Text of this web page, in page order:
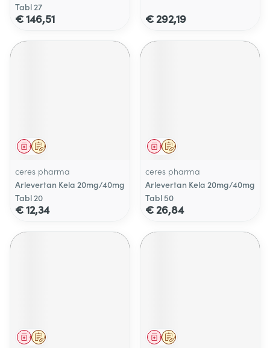
Tabl 27
€ 146,51 € 292,19
Op voorschrift
Geneesmiddel
ceres pharma
Arlevertan Kela 20mg/40mg
Tabl 20
€ 12,34
Op voorschrift
Geneesmiddel
ceres pharma
Arlevertan Kela 20mg/40mg
Tabl 50
€ 26,84
Op voorschrift
Geneesmiddel Op voorschrift
Geneesmiddel